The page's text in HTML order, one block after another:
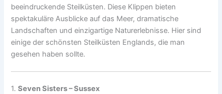
beeindruckende Steilküsten. Diese Klippen bieten
spektakuläre Ausblicke auf das Meer, dramatische
Landschaften und einzigartige Naturerlebnisse. Hier sind
einige der schönsten Steilküsten Englands, die man
gesehen haben sollte.
1.Seven Sisters – Sussex